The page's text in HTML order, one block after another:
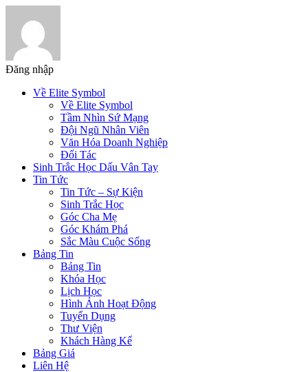
Đăng nhập
Về Elite Symbol
Về Elite Symbol
Tầm Nhìn Sứ Mạng
Đội Ngũ Nhân Viên
Văn Hóa Doanh Nghiệp
Đối Tác
Sinh Trắc Học Dấu Vân Tay
Tin Tức
Tin Tức – Sự Kiện
Sinh Trắc Học
Góc Cha Mẹ
Góc Khám Phá
Sắc Màu Cuộc Sống
Bảng Tin
Bảng Tin
Khóa Học
Lịch Học
Hình Ảnh Hoạt Động
Tuyển Dụng
Thư Viện
Khách Hàng Kể
Bảng Giá
Liên Hệ